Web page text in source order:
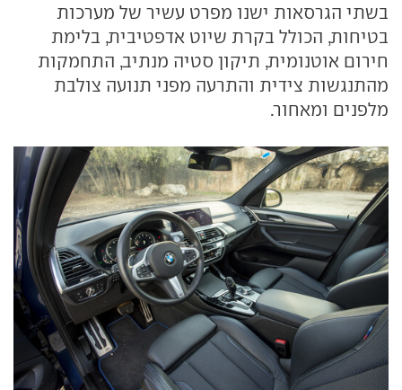
בשתי הגרסאות ישנו מפרט עשיר של מערכות
בטיחות, הכולל בקרת שיוט אדפטיבית, בלימת
חירום אוטנומית, תיקון סטיה מנתיב, התחמקות
מהתנגשות צידית והתרעה מפני תנועה צולבת
מלפנים ומאחור.